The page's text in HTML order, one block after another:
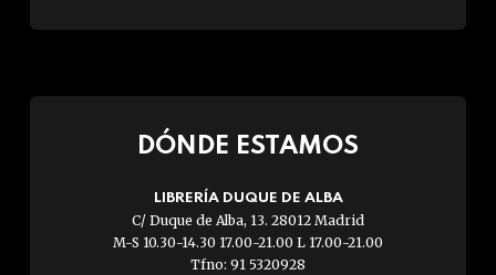
DÓNDE ESTAMOS
LIBRERÍA DUQUE DE ALBA
C/ Duque de Alba, 13. 28012 Madrid
M-S 10.30-14.30 17.00-21.00 L 17.00-21.00
Tfno: 91 5320928